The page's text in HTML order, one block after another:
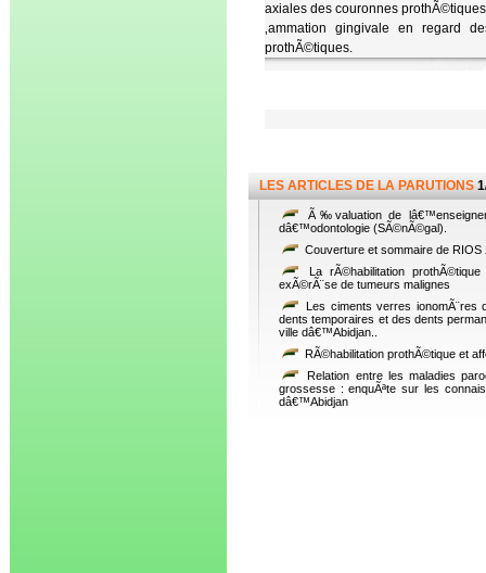
axiales des couronnes
‚ammation gingivale en regard
prothÃ©tiques.
LES ARTICLES DE LA PARUTIONS
Ã‰valuation de
dâ€™odontologie (SÃ©nÃ©gal).
Couverture et sommaire de RIOS
La rÃ©habilitation
exÃ©rÃ¨se de tumeurs malignes
Les ciments verres ionomÃ¨res
dents temporaires et des dents
ville dâ€™Abidjan..
RÃ©habilitation prothÃ©tique et
Relation entre les maladies
grossesse : enquÃªte sur les
dâ€™Abidjan